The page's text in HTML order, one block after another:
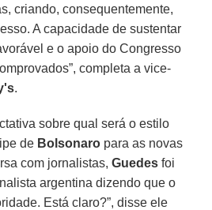
criando, consequentemente,
A capacidade de sustentar
e o apoio do Congresso
completa a vice-
.
sobre qual será o estilo
de Bolsonaro para as novas
com jornalistas,Guedes foi
argentina dizendo que o
Está claro?”, disse ele